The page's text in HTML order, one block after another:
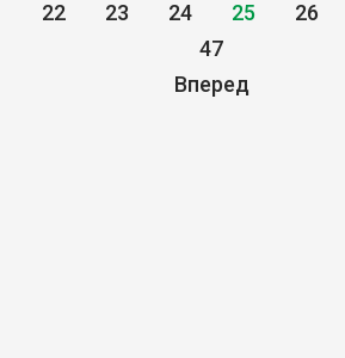
22 23 24 25 26
47
Вперед